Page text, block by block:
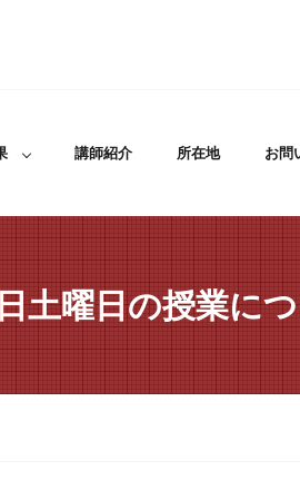
講師紹介 所在地 お問
土曜日の授業に